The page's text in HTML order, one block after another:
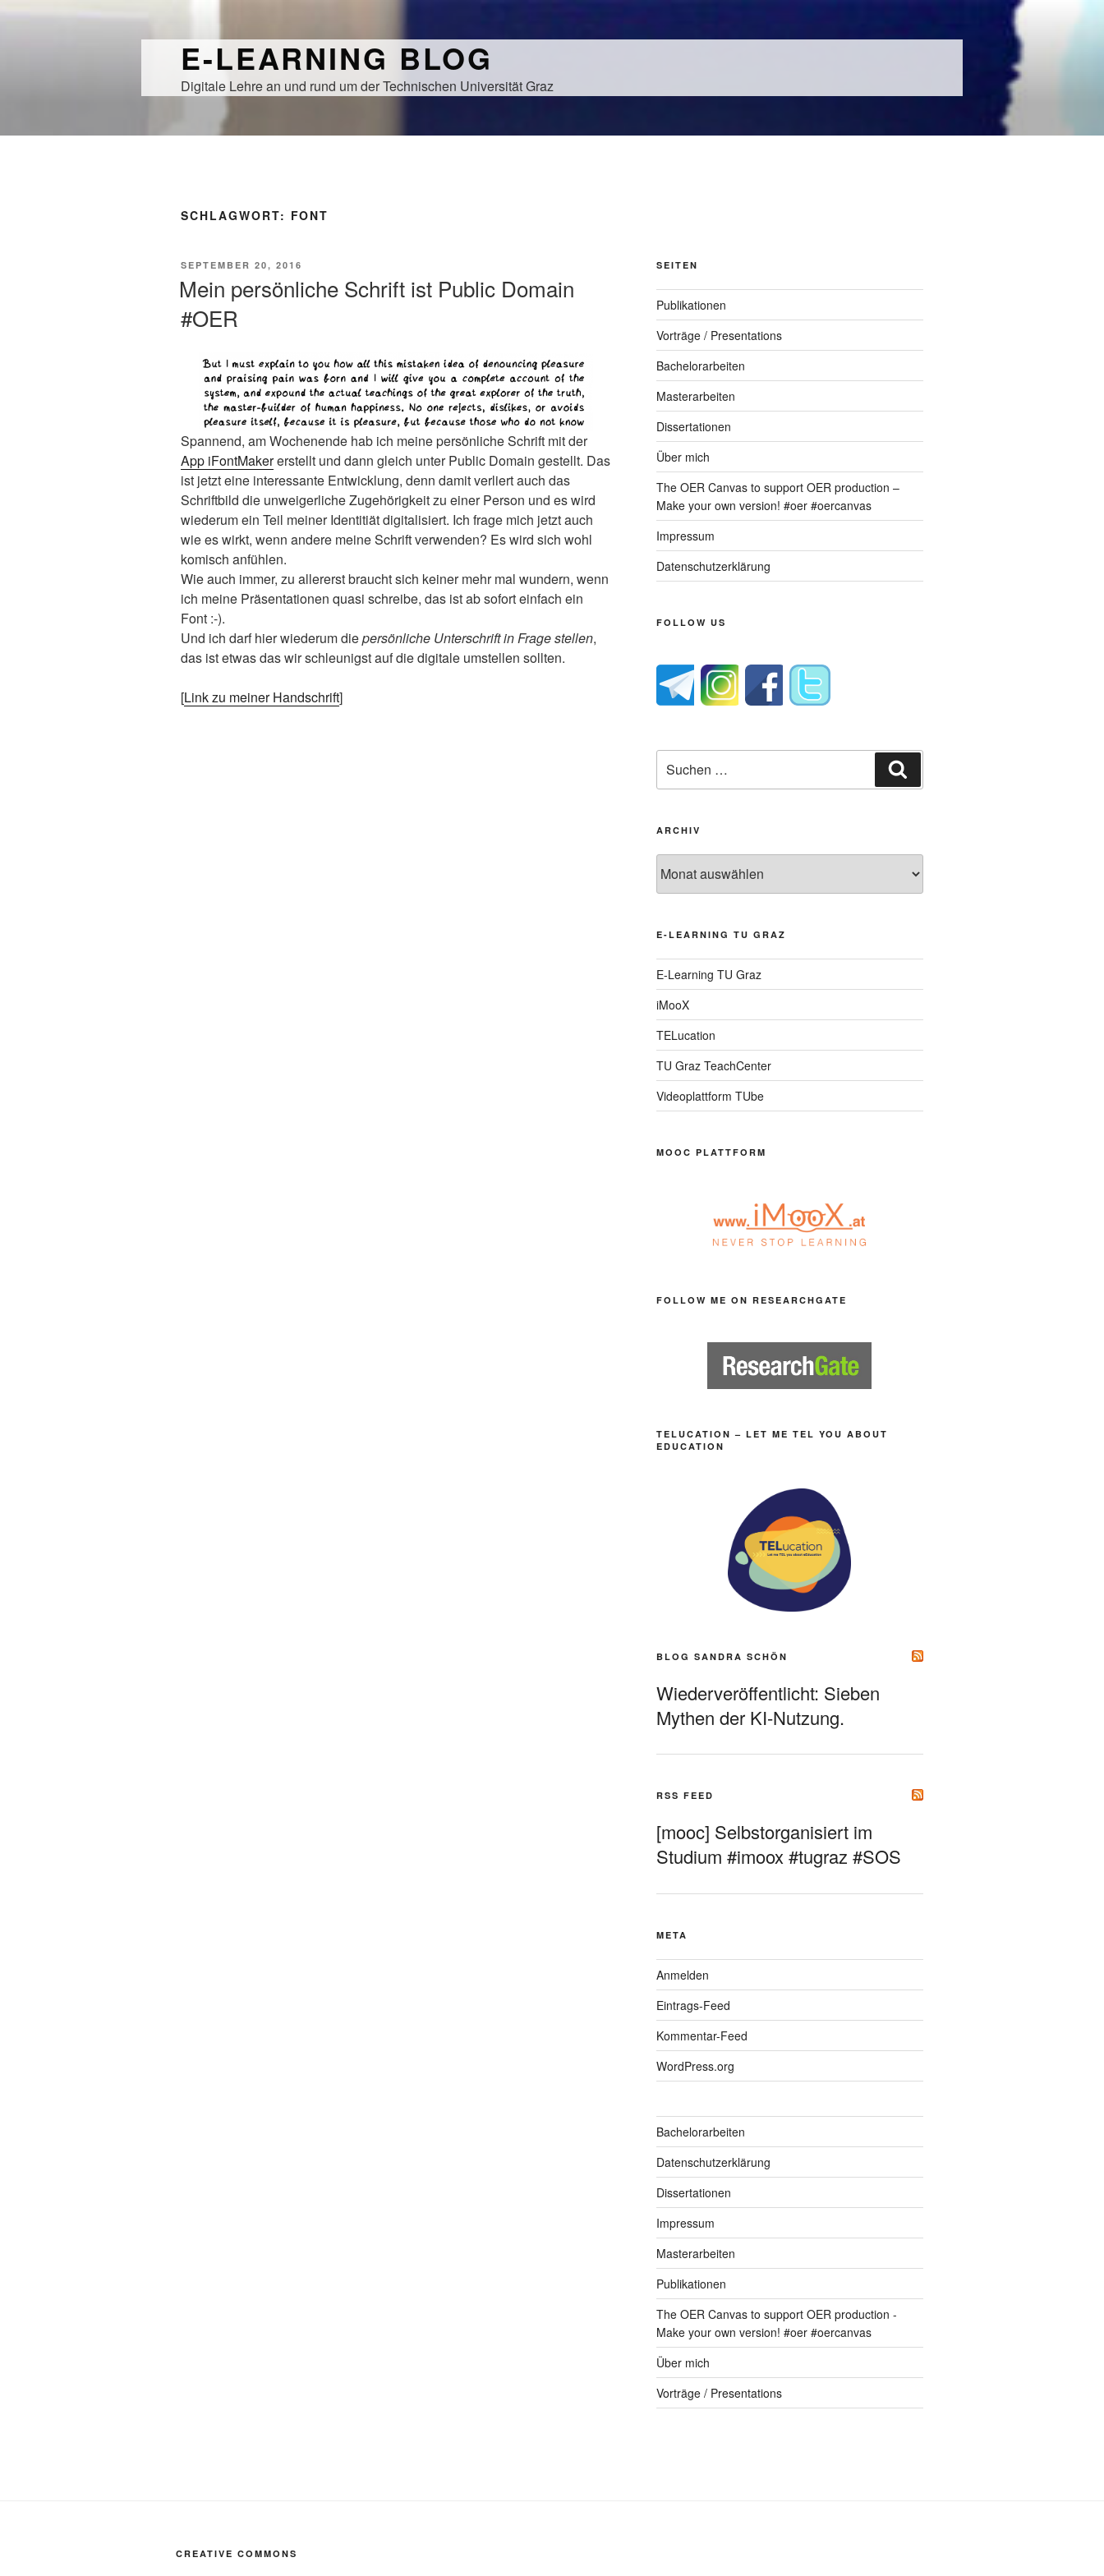
E-LEARNING BLOG
Digitale Lehre an und rund um der Technischen Universität Graz
SCHLAGWORT: FONT
VERÖFFENTLICHT
SEPTEMBER 20, 2016
Mein persönliche Schrift ist Public Domain
#OER
Spannend, am Wochenende hab ich meine persönliche Schrift mit der
App iFontMakererstellt und dann gleich unter Public Domain gestellt. Das
ist jetzt eine interessante Entwicklung, denn damit verliert auch das
Schriftbild die unweigerliche Zugehörigkeit zu einer Person und es wird
wiederum ein Teil meiner Identitiät digitalisiert. Ich frage mich jetzt auch
wie es wirkt, wenn andere meine Schrift verwenden? Es wird sich wohl
komisch anfühlen.
Wie auch immer, zu allererst braucht sich keiner mehr mal wundern, wenn
ich meine Präsentationen quasi schreibe, das ist ab sofort einfach ein
Font :-).
Und ich darf hier wiederum diepersönliche Unterschrift in Frage stellen,
das ist etwas das wir schleunigst auf die digitale umstellen sollten.
[Link zu meiner Handschrift]
SEITEN
Publikationen
Vorträge / Presentations
Bachelorarbeiten
Masterarbeiten
Dissertationen
Über mich
The OER Canvas to support OER production –
Make your own version! #oer #oercanvas
Impressum
Datenschutzerklärung
FOLLOW US
nach:
ARCHIV
E-LEARNING TU GRAZ
E-Learning TU Graz
iMooX
TELucation
TU Graz TeachCenter
Videoplattform TUbe
MOOC PLATTFORM
FOLLOW ME ON RESEARCHGATE
TELUCATION – LET ME TEL YOU ABOUT
EDUCATION
BLOG SANDRA SCHÖN
Wiederveröffentlicht: Sieben
Mythen der KI-Nutzung.
RSS FEED
[mooc] Selbstorganisiert im
Studium #imoox #tugraz #SOS
META
Anmelden
Eintrags-Feed
Kommentar-Feed
WordPress.org
Bachelorarbeiten
Datenschutzerklärung
Dissertationen
Impressum
Masterarbeiten
Publikationen
The OER Canvas to support OER production -
Make your own version! #oer #oercanvas
Über mich
Vorträge / Presentations
CREATIVE COMMONS